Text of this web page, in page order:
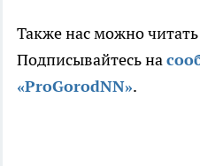
Также нас можно
Подписывайтесь на
«ProGorodNN».